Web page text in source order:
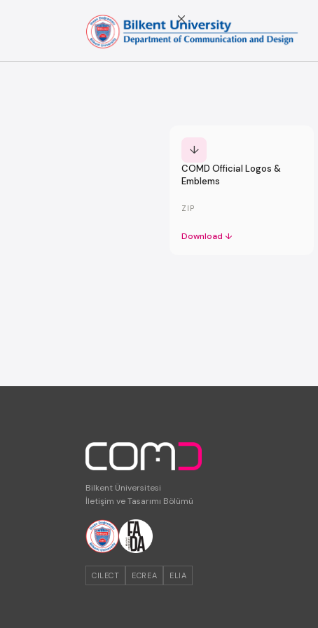
↓
COMD Official Logos &
Emblems
ZIP
Download ↓
Bilkent Üniversitesi
İletişim ve Tasarımı Bölümü
CILECT ECREA ELIA